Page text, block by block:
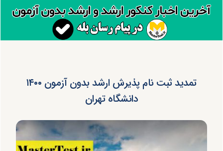
تمدید ثبت نام پذیرش ارشد بدون آزمون ۱۴۰۰
دانشگاه تهران